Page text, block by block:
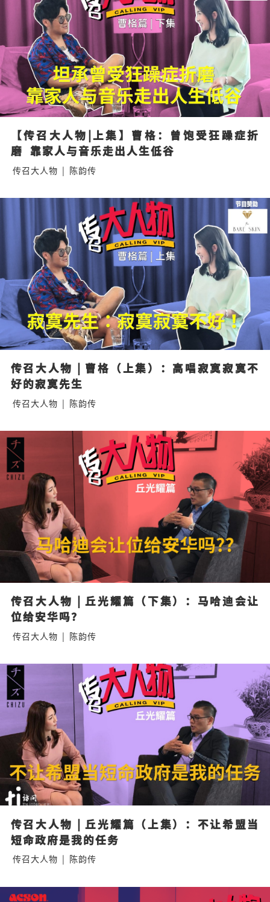
【传召大人物|上集】曹格：曾饱受狂躁症折
磨  靠家人与音乐走出人生低谷
传召大人物 | 陈韵传
传召大人物 | 曹格（上集）：高唱寂寞寂寞不
好的寂寞先生
传召大人物 | 陈韵传
传召大人物 | 丘光耀篇（下集）：马哈迪会让
位给安华吗？
传召大人物 | 陈韵传
传召大人物 | 丘光耀篇（上集）：不让希盟当
短命政府是我的任务
传召大人物 | 陈韵传